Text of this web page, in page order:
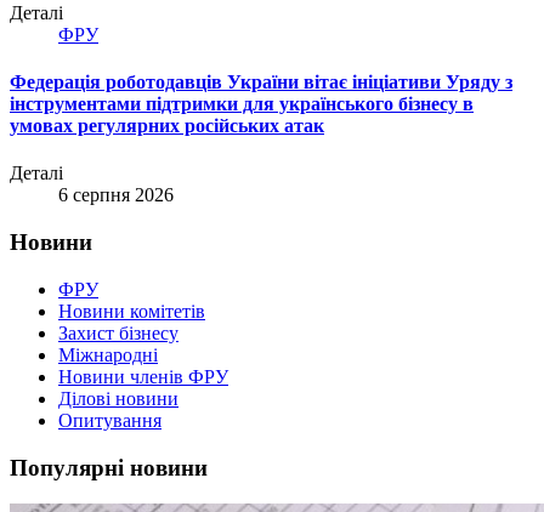
Деталі
ФРУ
Федерація роботодавців України вітає ініціативи Уряду з
інструментами підтримки для українського бізнесу в
умовах регулярних російських атак
Деталі
6 серпня 2026
Новини
ФРУ
Новини комітетів
Захист бізнесу
Міжнародні
Новини членів ФРУ
Ділові новини
Опитування
Популярні новини